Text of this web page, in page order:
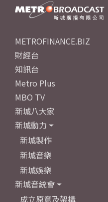
METROFINANCE.BIZ
財經台
知訊台
Metro Plus
MBO TV
新城八大家
新城動力
新城製作
新城音樂
新城娛樂
新城音統會
成立原意及架構